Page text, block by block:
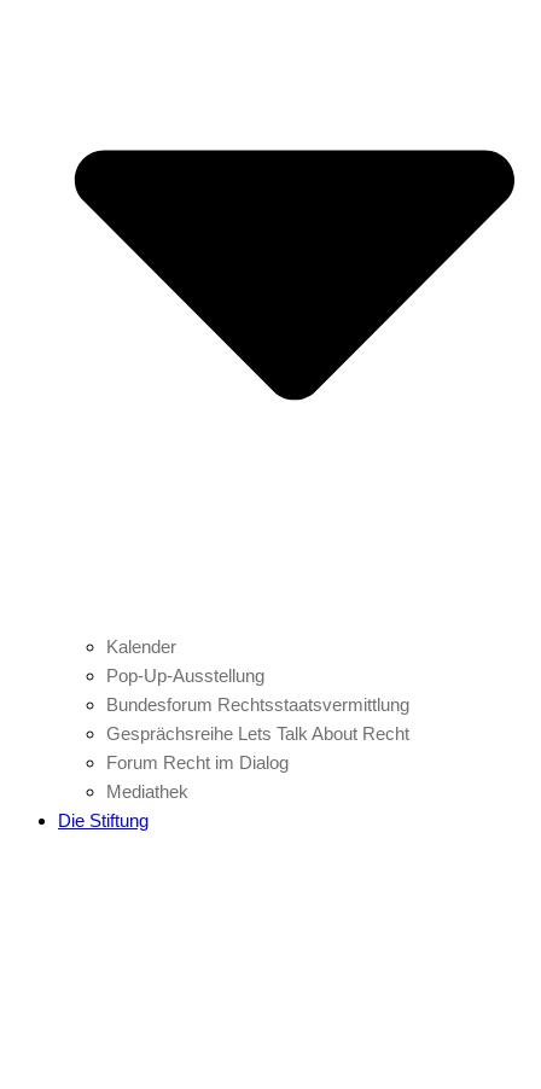
Kalender
Pop-Up-Ausstellung
Bundesforum Rechtsstaatsvermittlung
Gesprächsreihe Lets Talk About Recht
Forum Recht im Dialog
Mediathek
Die Stiftung